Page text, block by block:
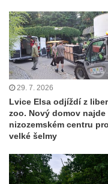
29. 7. 2026
Lvice Elsa odjíždí z
zoo. Nový domov najde
nizozemském centru pro
velké šelmy